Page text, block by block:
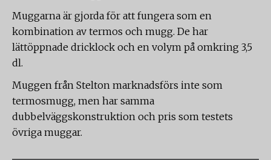
Muggarna är gjorda för att fungera som en
kombination av termos och mugg. De har
lättöppnade dricklock och en volym på omkring 3,5
dl.
Muggen från Stelton marknadsförs inte som
termosmugg, men har samma
dubbelväggskonstruktion och pris som testets
övriga muggar.